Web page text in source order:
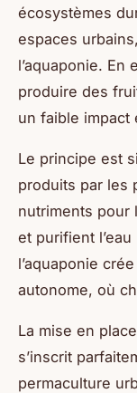
écosystèmes
espaces
l’aquaponie.
produire des
un faible impact
Le principe est
produits par les
nutriments pour
et purifient
l’aquaponie
autonome, où
La mise en
s’inscrit
permaculture